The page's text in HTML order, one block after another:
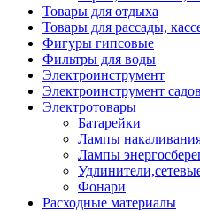
Товары для отдыха
Товары для рассады,
Фигуры гипсовые
Фильтры для воды
Электроинструмент
Электроинструмент
Электротовары
Батарейки
Лампы
Лампы
Фонари
Расходные материалы